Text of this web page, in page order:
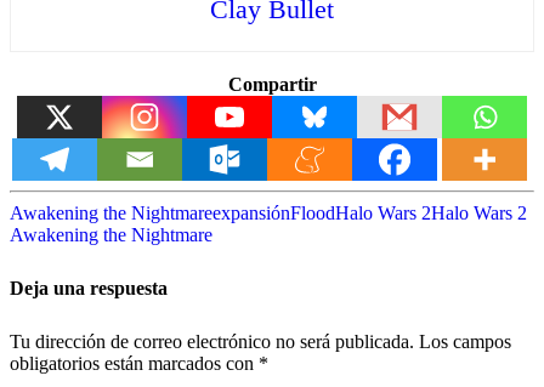
Clay Bullet
Compartir
Awakening the NightmareexpansiónFloodHalo Wars 2Halo Wars 2
Awakening the Nightmare
Deja una respuesta
Tu dirección de correo electrónico no será publicada. Los campos
obligatorios están marcados con *